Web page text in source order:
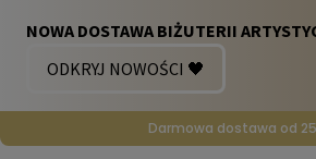
Darmowa dostawa od